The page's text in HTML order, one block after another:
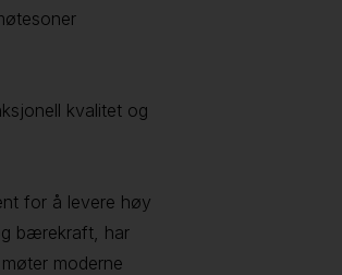
kvalitet og
for å levere høy
bærekraft, har
moderne